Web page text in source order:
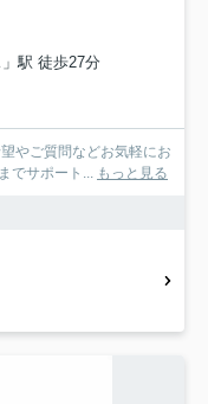
駅 徒歩27分
やご質問などお気軽にお
でサポート... もっと見る